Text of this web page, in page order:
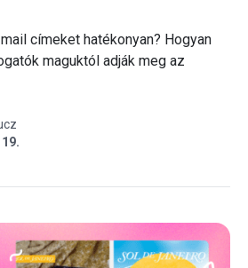
címeket hatékonyan? Hogyan
maguktól adják meg az